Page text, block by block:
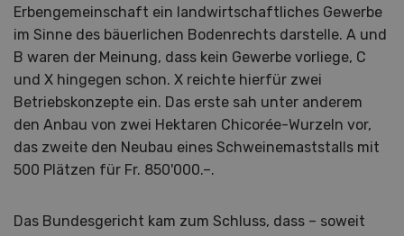
Erbengemeinschaft ein landwirtschaftliches Gewerbe
im Sinne des bäuerlichen Bodenrechts darstelle. A und
B waren der Meinung, dass kein Gewerbe vorliege, C
und X hingegen schon. X reichte hierfür zwei
Betriebskonzepte ein. Das erste sah unter anderem
den Anbau von zwei Hektaren Chicorée-Wurzeln vor,
das zweite den Neubau eines Schweinemaststalls mit
500 Plätzen für Fr. 850'000.–.
Das Bundesgericht kam zum Schluss, dass – soweit